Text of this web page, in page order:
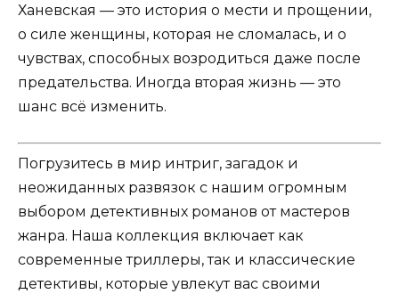
Ханевская — это история о мести и прощении,
о силе женщины, которая не сломалась, и о
чувствах, способных возродиться даже после
предательства. Иногда вторая жизнь — это
шанс всё изменить.
Погрузитесь в мир интриг, загадок и
неожиданных развязок с нашим огромным
выбором детективных романов от мастеров
жанра. Наша коллекция включает как
современные триллеры, так и классические
детективы, которые увлекут вас своими